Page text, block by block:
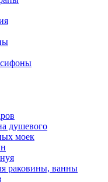
душевого
моек
раковины, ванны